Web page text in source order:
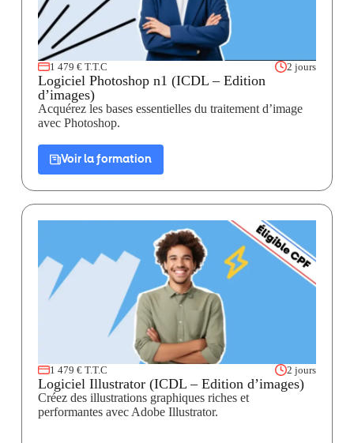
1 479 € T.T.C 2 jours
Logiciel Photoshop n1 (ICDL – Edition
d’images)
Acquérez les bases essentielles du traitement d’image
avec Photoshop.
Voir la formation
1 479 € T.T.C 2 jours
Logiciel Illustrator (ICDL – Edition d’images)
Créez des illustrations graphiques riches et
performantes avec Adobe Illustrator.